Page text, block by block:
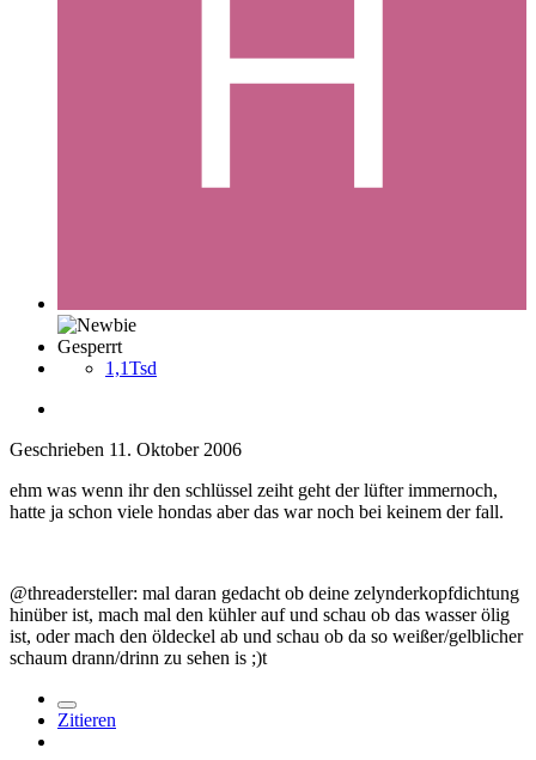
Gesperrt
1,1Tsd
Geschrieben 11. Oktober 2006
ehm was wenn ihr den schlüssel zeiht geht der lüfter immernoch,
hatte ja schon viele hondas aber das war noch bei keinem der fall.
@threadersteller: mal daran gedacht ob deine zelynderkopfdichtung
hinüber ist, mach mal den kühler auf und schau ob das wasser ölig
ist, oder mach den öldeckel ab und schau ob da so weißer/gelblicher
schaum drann/drinn zu sehen is ;)t
Zitieren